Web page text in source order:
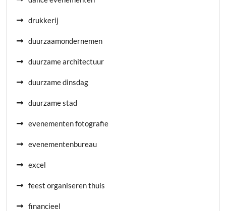
drukkerij
duurzaamondernemen
duurzame architectuur
duurzame dinsdag
duurzame stad
evenementen fotografie
evenementenbureau
excel
feest organiseren thuis
financieel